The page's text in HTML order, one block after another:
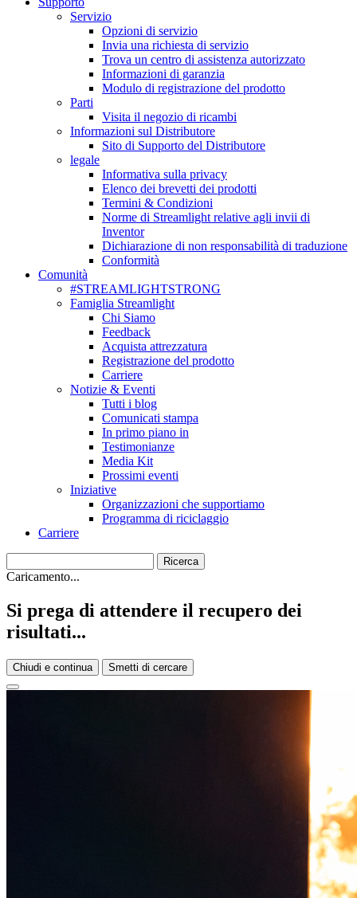
Servizio
Opzioni di servizio
Invia una richiesta di servizio
Trova un centro di assistenza autorizzato
Informazioni di garanzia
Modulo di registrazione del prodotto
Parti
Visita il negozio di ricambi
Informazioni sul Distributore
Sito di Supporto del Distributore
legale
Informativa sulla privacy
Elenco dei brevetti dei prodotti
Termini & Condizioni
Norme di Streamlight relative agli invii di
Inventor
Dichiarazione di non responsabilità di traduzione
Conformità
Comunità
#STREAMLIGHTSTRONG
Famiglia Streamlight
Chi Siamo
Feedback
Acquista attrezzatura
Registrazione del prodotto
Carriere
Notizie & Eventi
Tutti i blog
Comunicati stampa
In primo piano in
Testimonianze
Media Kit
Prossimi eventi
Iniziative
Organizzazioni che supportiamo
Programma di riciclaggio
Carriere
Caricamento...
Si prega di attendere il recupero dei
risultati...
Chiudi e continua Smetti di cercare